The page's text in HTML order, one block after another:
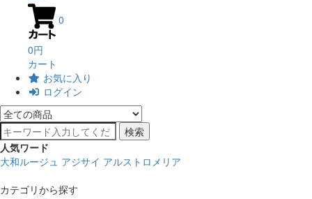
0
0円
カート
お気に入り
ログイン
検索
人気ワード
大和ルージュ アジサイ アルストロメリア
カテゴリから探す